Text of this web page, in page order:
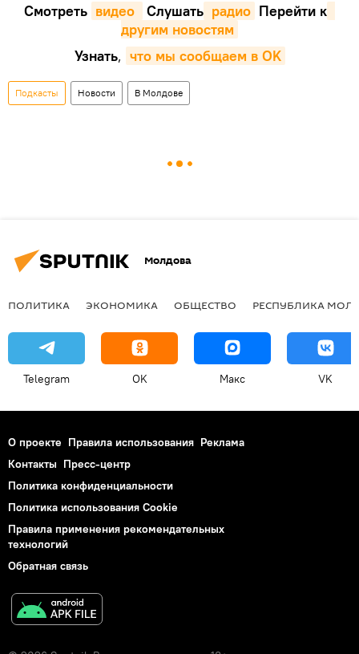
Смотреть видео Cлушать радио Перейти к
другим новостям
Узнать, что мы сообщаем в OK
Подкасты Новости В Молдове
Молдова
ПОЛИТИКА ЭКОНОМИКА ОБЩЕСТВО РЕСПУБЛИКА
Telegram OK Макс VK
О проекте Правила использования Реклама
Контакты Пресс-центр
Политика конфиденциальности
Политика использования Cookie
Правила применения рекомендательных
технологий
Обратная связь